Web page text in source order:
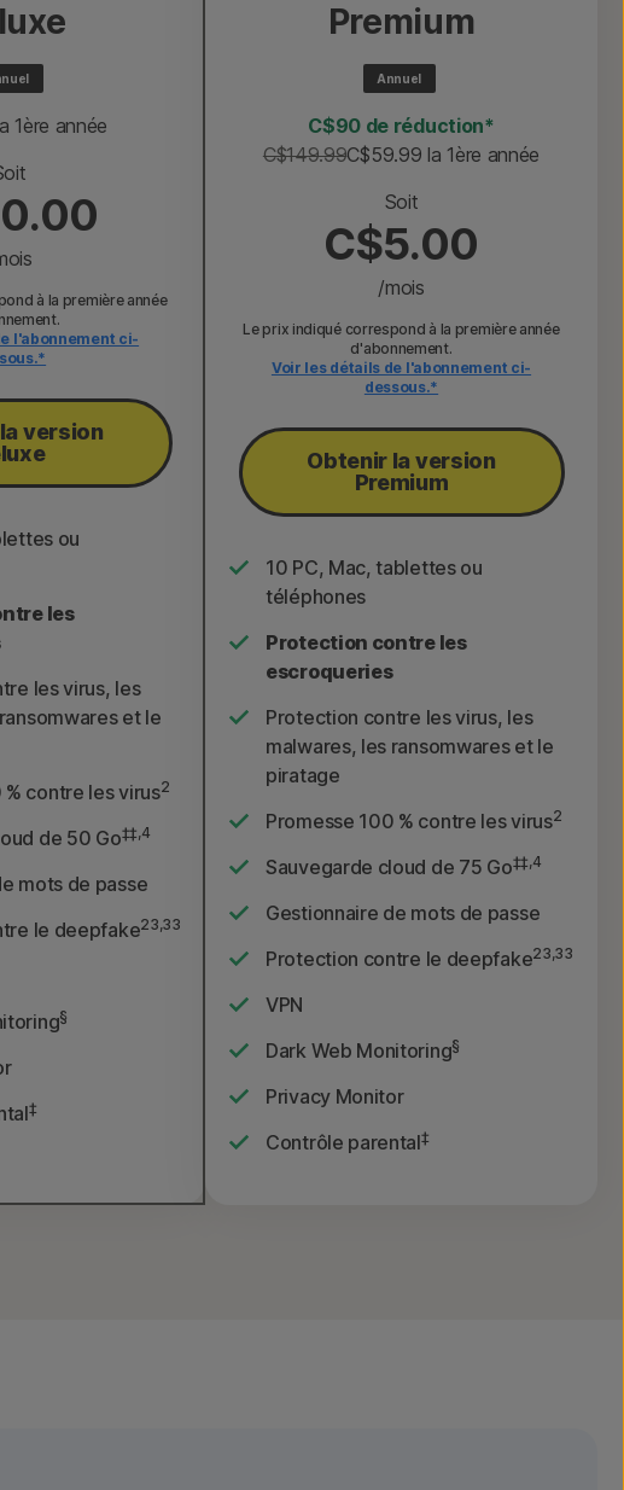
1ère année
à la première année
l'abonnement ci-
version
ou
les
les virus, les
et le
contre les virus2
de 50 Go‡‡,4
mots de passe
le deepfake23,33
§
‡
Premium
Annuel
C$90 de réduction*
C$149.99C$59.99 la 1ère année
Soit
C$5.00
/mois
Le prix indiqué correspond à la première année
d'abonnement.
Voir les détails de l'abonnement ci-
dessous.*
Obtenir la version
Premium
10 PC, Mac, tablettes ou
téléphones
Protection contre les
escroqueries
Protection contre les virus, les
malwares, les ransomwares et le
piratage
Promesse 100 % contre les virus2
Sauvegarde cloud de 75 Go‡‡,4
Gestionnaire de mots de passe
Protection contre le deepfake23,33
VPN
Dark Web Monitoring§
Privacy Monitor
Contrôle parental‡